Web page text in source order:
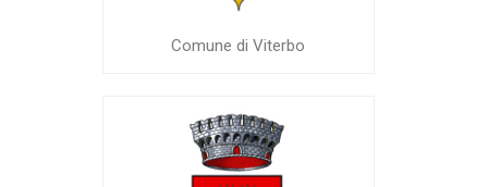
Comune di Viterbo